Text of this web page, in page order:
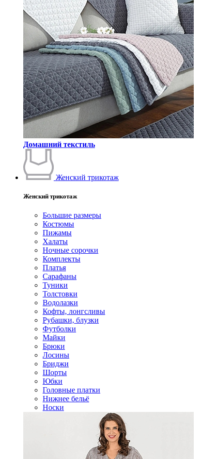
Домашний текстиль
Женский трикотаж
Женский трикотаж
Большие размеры
Костюмы
Пижамы
Халаты
Ночные сорочки
Комплекты
Платья
Сарафаны
Туники
Толстовки
Водолазки
Кофты, лонгсливы
Рубашки, блузки
Футболки
Майки
Брюки
Лосины
Бриджи
Шорты
Юбки
Головные платки
Нижнее бельё
Носки